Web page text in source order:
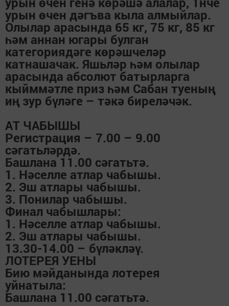
урын өчен дәгъва кыла алмыйлар.
Олылар арасында 65 кг, 75 кг, 85 кг
һәм аннан югары булган
категориядәге көрәшчеләр
катнашачак. Яшьләр һәм олылар
арасында абсолют батырларга
кыйммәтле приз һәм Сабан туеның
иң зур бүләге – тәкә биреләчәк.
АТ ЧАБЫШЫ
Регистрация – 7.00 – 9.00
сәгатьләрдә.
Башлана 11.00 сәгатьтә.
1. Нәселле атлар чабышы.
2. Эш атлары чабышы.
3. Понилар чабышы.
Финал чабышлары:
1. Нәселле атлар чабышы.
2. Эш атлары чабышы.
13.30-14.00 – бүләкләү.
ЛОТЕРЕЯ УЕНЫ
Бию мәйданында лотерея
уйнатыла:
Башлана 11.00 сәгатьтә.